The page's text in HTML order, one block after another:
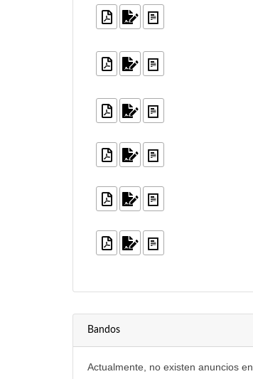
Bandos
Actualmente, no existen anuncios